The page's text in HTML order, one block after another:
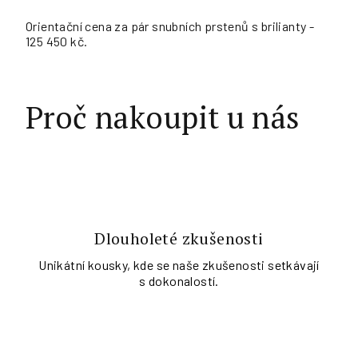
Orientační cena za pár snubních prstenů s brilianty -
125 450 kč.
Proč nakoupit u nás
Dlouholeté zkušenosti
Unikátní kousky, kde se naše zkušenosti setkávají
s dokonalostí.